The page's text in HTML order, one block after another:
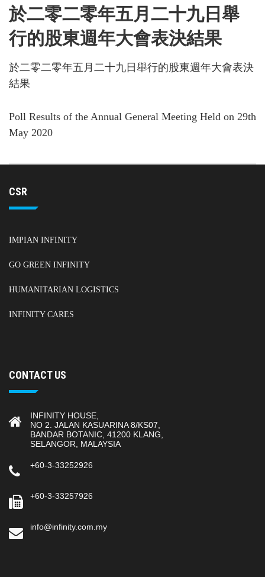
於二零二零年五月二十九日舉
行的股東週年大會表決結果
於二零二零年五月二十九日舉行的股東週年大會表決
結果
Poll Results of the Annual General Meeting Held on 29th
May 2020
CSR
IMPIAN INFINITY
GO GREEN INFINITY
HUMANITARIAN LOGISTICS
INFINITY CARES
CONTACT US
INFINITY HOUSE,
NO 2. JALAN KASUARINA 8/KS07,
BANDAR BOTANIC, 41200 KLANG,
SELANGOR, MALAYSIA
+60-3-33252926
+60-3-33257926
info@infinity.com.my